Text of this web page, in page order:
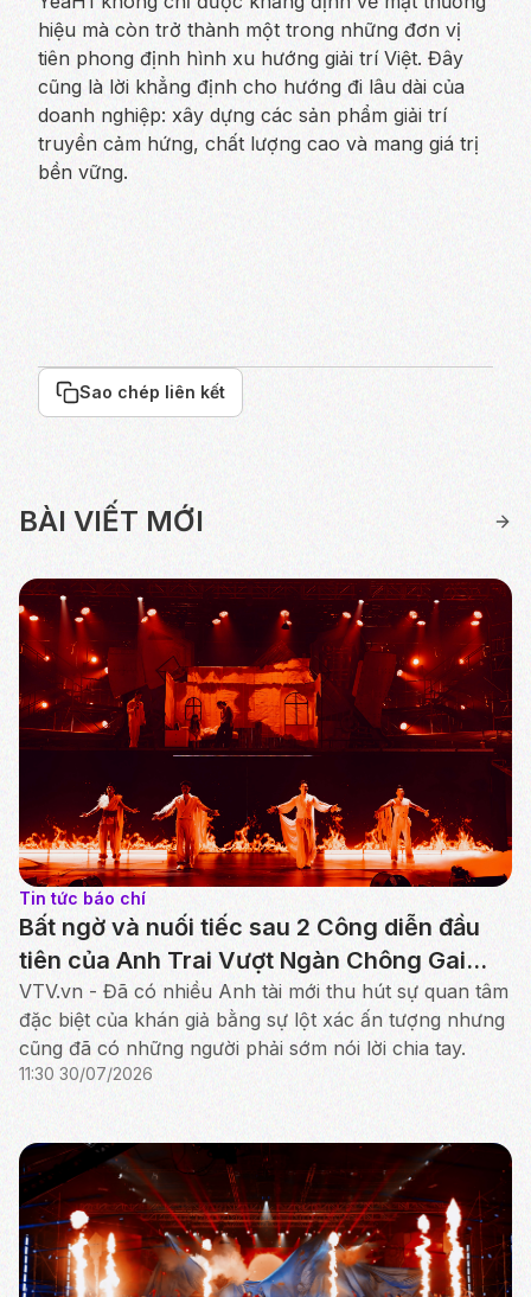
hiệu mà còn trở thành một trong những đơn vị
tiên phong định hình xu hướng giải trí Việt. Đây
cũng là lời khẳng định cho hướng đi lâu dài của
doanh nghiệp: xây dựng các sản phẩm giải trí
truyền cảm hứng, chất lượng cao và mang giá trị
bền vững.
Sao chép liên kết
BÀI VIẾT MỚI
Tin tức báo chí
Bất ngờ và nuối tiếc sau 2 Công diễn đầu
tiên của Anh Trai Vượt Ngàn Chông Gai
2026
VTV.vn - Đã có nhiều Anh tài mới thu hút sự quan tâm
đặc biệt của khán giả bằng sự lột xác ấn tượng nhưng
cũng đã có những người phải sớm nói lời chia tay.
11:30 30/07/2026